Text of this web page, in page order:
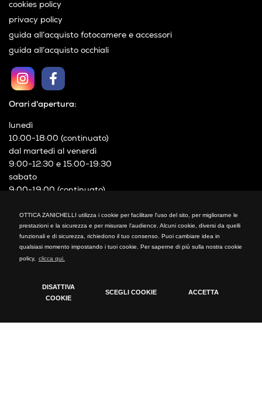
OTTICA ZANICHELLI utilizza i cookie per facilitare l'uso del sito, per migliorarne le
prestazioni e la sicurezza e per misurare l'audience. Alcuni cookie, diversi da quelli
funzionali e di sicurezza, richiedono il tuo consenso. Puoi cambiare idea in
qualsiasi momento impostando i tuoi cookie. Per saperne di più sulla nostra cookie
policy, clicca qui.
DISATTIVA
COOKIE
SCEGLI COOKIE ACCETTA
Tecnici
OTTICA ZANICHELLI
Via XXIV Maggio, 21
Cormano (MI)
fax: +39 02 66300794
mail: info@otticazanichelli.it
Orari d'apertura:
lunedì
10:00-18:00 (continuato)
dal martedì al venerdì
9:00-12:30 e 15:00-19:30
sabato
9:00-19:00 (continuato)
cookies policy
privacy policy
guida all’acquisto fotocamere e accessori
guida all’acquisto occhiali